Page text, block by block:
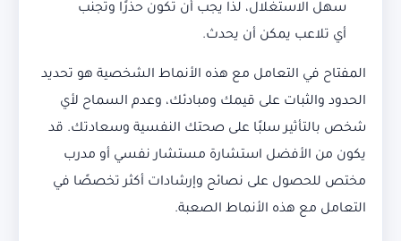
سهل الاستغلال، لذا يجب أن تكون حذرًا وتجنب
أي تلاعب يمكن أن يحدث.
المفتاح في التعامل مع هذه الأنماط الشخصية هو تحديد
الحدود والثبات على قيمك ومبادئك، وعدم السماح لأي
شخص بالتأثير سلبًا على صحتك النفسية وسعادتك. قد
يكون من الأفضل استشارة مستشار نفسي أو مدرب
مختص للحصول على نصائح وإرشادات أكثر تخصصًا في
التعامل مع هذه الأنماط الصعبة.